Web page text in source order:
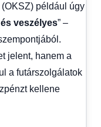
például úgy
veszélyes” –
jelent, hanem a
a futárszolgálatok
kellene